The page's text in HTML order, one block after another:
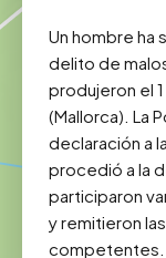
Un hombre ha
delito de
produjeron el
(Mallorca). La
declaración a
procedió a la
participaron
y remitieron
competentes.